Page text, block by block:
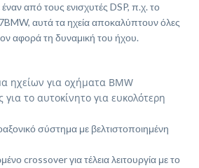
από τους ενισχυτές DSP, π.χ. το
αυτά τα ηχεία αποκαλύπτουν όλες
αφορά τη δυναμική του ήχου.
ηχείων για οχήματα BMW
για το αυτοκίνητο για ευκολότερη
σύστημα με βελτιστοποιημένη
crossover για τέλεια λειτουργία με το